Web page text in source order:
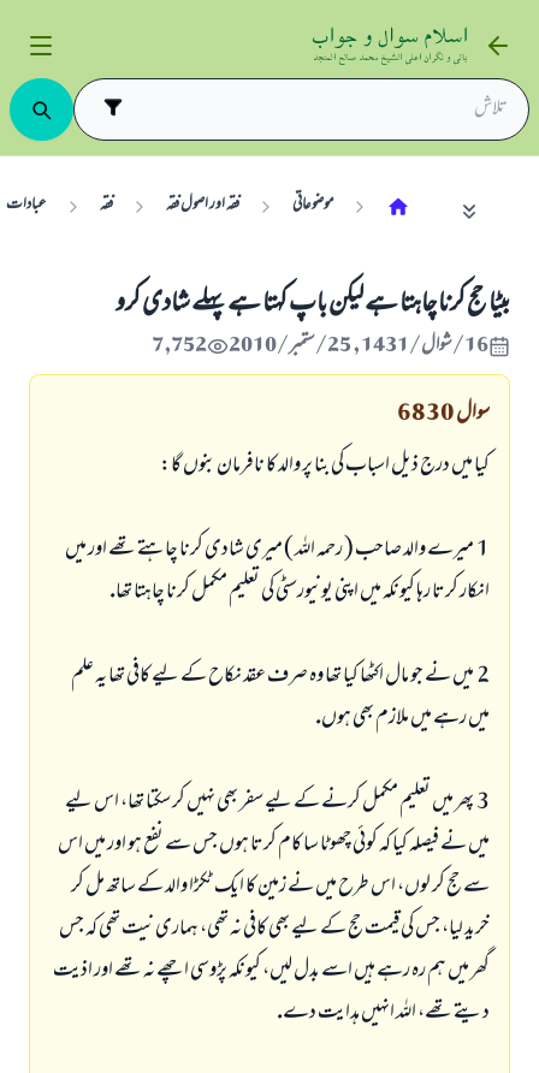
موضوعاتی فقہ اور اصول فقہ فقہ عبادات
بيٹا حج كرنا چاہتا ہے ليكن باپ كہتا ہے پہلے شادى كرو
16/شوال/1431 , 25/ستمبر/2010 7,752
سوال6830
كيا ميں درج ذيل اسباب كى بنا پر والد كا نافرمان بنوں گا:
1 ـ ميرے والد صاحب ( رحمہ اللہ ) ميرى شادى كرنا چاہتے تھے اور ميں
انكار كرتا رہا كيونكہ ميں اپنى يونيورسٹى كى تعليم مكمل كرنا چاہتا تھا.
2 ـ ميں نے جو مال اكٹھا كيا تھا وہ صرف عقد نكاح كے ليے كافى تھا يہ علم
ميں رہے ميں ملازم بھى ہوں.
3 ـ پھر ميں تعليم مكمل كرنے كے ليے سفر بھى نہيں كر سكتا تھا، اس ليے
ميں نے فيصلہ كيا كہ كوئى چھوٹا سا كام كرتا ہوں جس سے نفع ہو اور ميں اس
سے حج كر لوں، اس طرح ميں نے زمين كا ايك ٹكڑا والد كے ساتھ مل كر
خريد ليا، جس كى قيمت حج كے ليے بھى كافى نہ تھى، ہمارى نيت تھى كہ جس
گھر ميں ہم رہ رہے ہيں اسے بدل ليں، كيونكہ پڑوسى اچھے نہ تھے اور اذيت
ديتے تھے، اللہ انہيں ہدايت دے.